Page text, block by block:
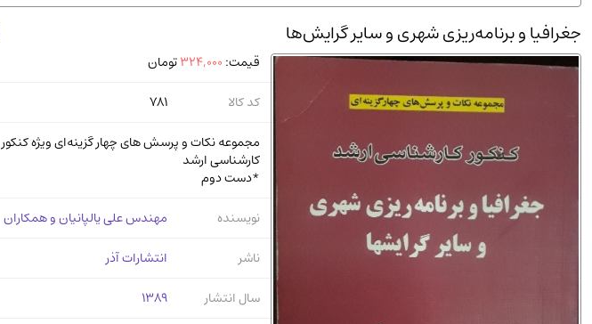
دانشگاه پیامـ نور
جغرافیا و برنامه‌ریزی شهری و سایر گرایش‌ها
قیمت: 324,000تومان
کد کالا
781
مجموعه نکات و پرسش‌ های چهار گزینه‌ای ویژه کنکور
کارشناسی ارشد
*دست دوم
نویسنده
مهندس علی یالپانیان و همکاران
ناشر
انتشارات آذر
سال انتشار
1389